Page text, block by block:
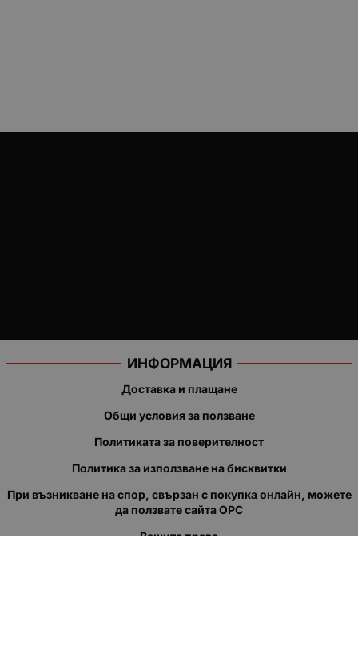
ИНФОРМАЦИЯ
Доставка и плащане
Общи условия за ползване
Политиката за поверителност
Политика за използване на бисквитки
При възникване на спор, свързан с покупка онлайн, можете
да ползвате сайта ОРС
Вашите права